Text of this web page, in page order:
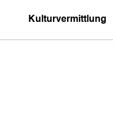
Kulturvermittlung